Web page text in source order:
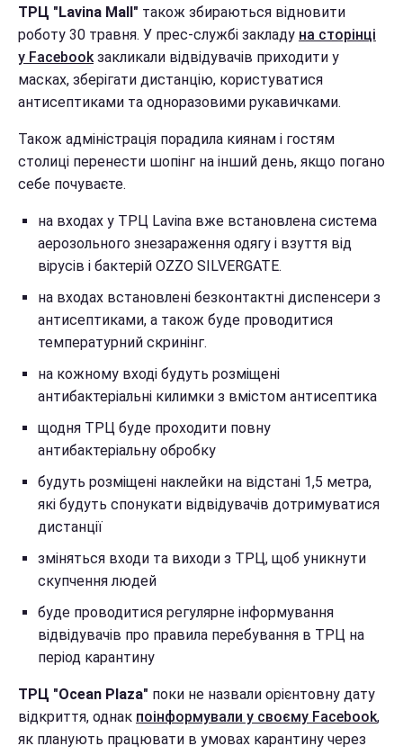
ТРЦ "Lavina Mall" також збираються відновити
роботу 30 травня. У прес-службі закладу на сторінці
у Facebookзакликали відвідувачів приходити у
масках, зберігати дистанцію, користуватися
антисептиками та одноразовими рукавичками.
Також адміністрація порадила киянам і гостям
столиці перенести шопінг на інший день, якщо погано
себе почуваєте.
на входах у ТРЦ Lavina вже встановлена система
аерозольного знезараження одягу і взуття від
вірусів і бактерій OZZO SILVERGATE.
на входах встановлені безконтактні диспенсери з
антисептиками, а також буде проводитися
температурний скринінг.
на кожному вході будуть розміщені
антибактеріальні килимки з вмістом антисептика
щодня ТРЦ буде проходити повну
антибактеріальну обробку
будуть розміщені наклейки на відстані 1,5 метра,
які будуть спонукати відвідувачів дотримуватися
дистанції
зміняться входи та виходи з ТРЦ, щоб уникнути
скупчення людей
буде проводитися регулярне інформування
відвідувачів про правила перебування в ТРЦ на
період карантину
ТРЦ "Ocean Plaza" поки не назвали орієнтовну дату
відкриття, однак поінформували у своєму Facebook,
як планують працювати в умовах карантину через